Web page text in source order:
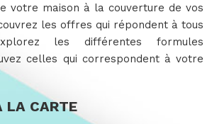
votre maison à la couverture de vos
les offres qui répondent à tous
les différentes formules
celles qui correspondent à votre
LA CARTE